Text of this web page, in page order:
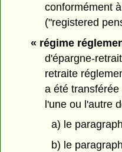
conformément
("registered
« régime
d'épargne-
retraite
a été
l'une ou l'autre
a) le
b) le